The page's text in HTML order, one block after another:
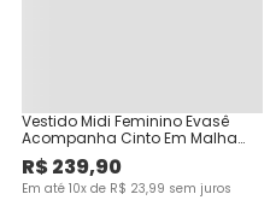
Vestido Midi Feminino Evasê
Acompanha Cinto Em Malha
Viscose Stretch
R$239,90
Em até 10x de R$ 23,99 sem juros